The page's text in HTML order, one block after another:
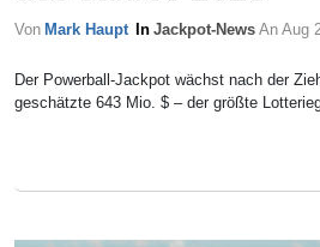
Von Mark Haupt In Jackpot-News An Aug
Der Powerball-Jackpot wächst nach der
geschätzte 643 Mio. $ – der größte